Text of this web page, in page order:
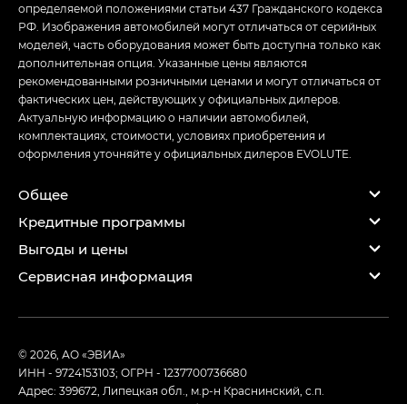
определяемой положениями статьи 437 Гражданского кодекса
РФ. Изображения автомобилей могут отличаться от серийных
моделей, часть оборудования может быть доступна только как
дополнительная опция. Указанные цены являются
рекомендованными розничными ценами и могут отличаться от
фактических цен, действующих у официальных дилеров.
Актуальную информацию о наличии автомобилей,
комплектациях, стоимости, условиях приобретения и
оформления уточняйте у официальных дилеров EVOLUTE.
Общее
Кредитные программы
Выгоды и цены
Сервисная информация
© 2026, АО «ЭВИА»
ИНН - 9724153103; ОГРН - 1237700736680
Адрес: 399672, Липецкая обл., м.р-н Краснинский, с.п.